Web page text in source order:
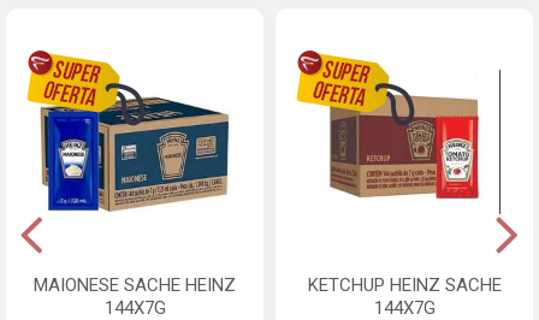
MAIONESE SACHE HEINZ
144X7G
KETCHUP HEINZ SACHE
144X7G